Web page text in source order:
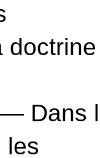
Dans
les